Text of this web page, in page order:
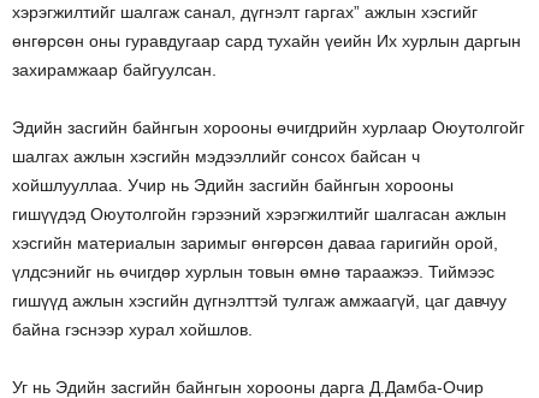
хэрэгжилтийг шалгаж санал, дүгнэлт гаргах” ажлын хэсгийг
өнгөрсөн оны гуравдугаар сард тухайн үеийн Их хурлын даргын
захирамжаар байгуулсан.
Эдийн засгийн байнгын хорооны өчигдрийн хурлаар Оюутолгойг
шалгах ажлын хэсгийн мэдээллийг сонсох байсан ч
хойшлууллаа. Учир нь Эдийн засгийн байнгын хорооны
гишүүдэд Оюутолгойн гэрээний хэрэгжилтийг шалгасан ажлын
хэсгийн материалын заримыг өнгөрсөн даваа гаригийн орой,
үлдсэнийг нь өчигдөр хурлын товын өмнө тараажээ. Тиймээс
гишүүд ажлын хэсгийн дүгнэлттэй тулгаж амжаагүй, цаг давчуу
байна гэснээр хурал хойшлов.
Уг нь Эдийн засгийн байнгын хорооны дарга Д.Дамба-Очир